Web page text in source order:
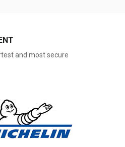
and most secure